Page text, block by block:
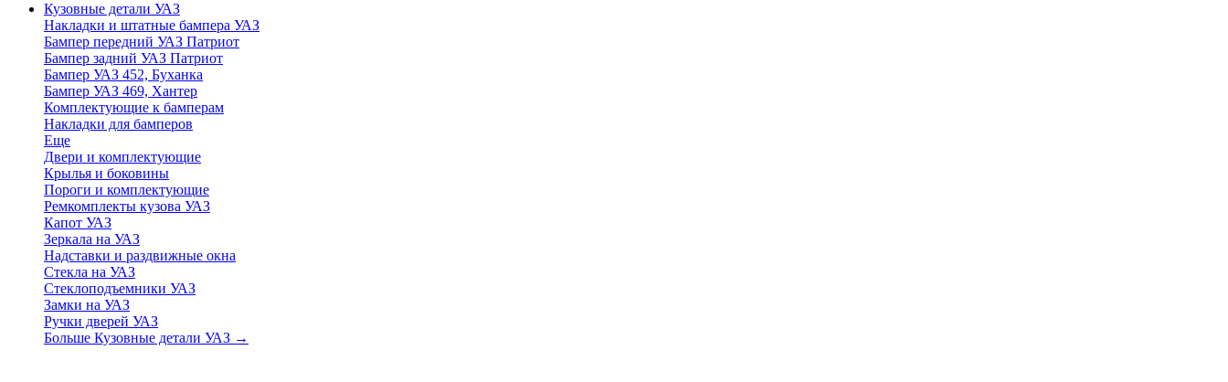
Кузовные детали УАЗ
Накладки и штатные бампера УАЗ
Бампер передний УАЗ Патриот
Бампер задний УАЗ Патриот
Бампер УАЗ 452, Буханка
Бампер УАЗ 469, Хантер
Комплектующие к бамперам
Накладки для бамперов
Еще
Двери и комплектующие
Крылья и боковины
Пороги и комплектующие
Ремкомплекты кузова УАЗ
Капот УАЗ
Зеркала на УАЗ
Надставки и раздвижные окна
Стекла на УАЗ
Стеклоподъемники УАЗ
Замки на УАЗ
Ручки дверей УАЗ
Больше Кузовные детали УАЗ →